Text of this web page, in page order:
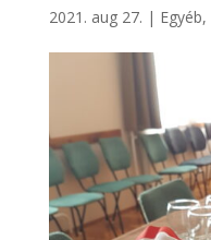
2021. aug 27. | Egyéb,